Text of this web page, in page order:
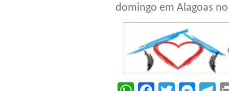
domingo em Alagoas